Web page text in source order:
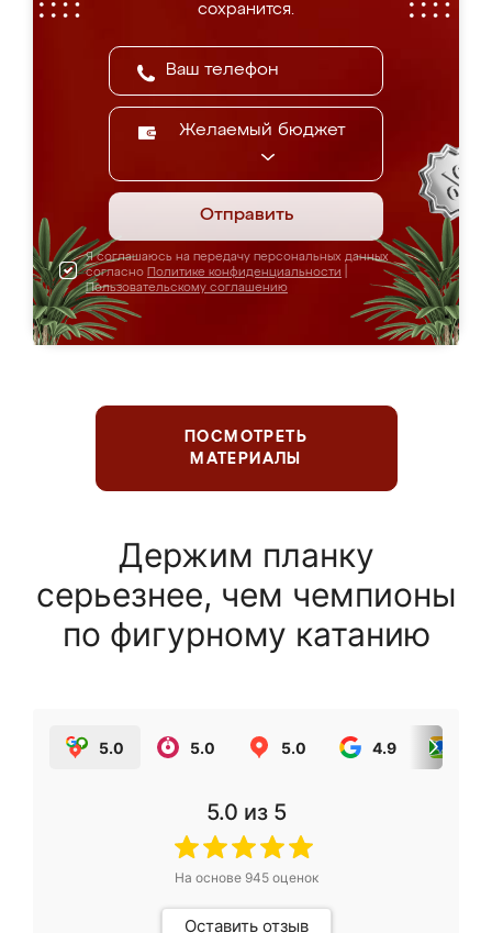
сохранится.
Желаемый бюджет
Отправить
Я соглашаюсь на передачу персональных данных
согласно Политике конфиденциальности
Пользовательскому соглашению
ПОСМОТРЕТЬ
МАТЕРИАЛЫ
Держим планку
серьезнее, чем чемпионы
по фигурному катанию
5.0 5.0 5.0 4.9
5.0 из 5
На основе 945оценок
Оставить отзыв